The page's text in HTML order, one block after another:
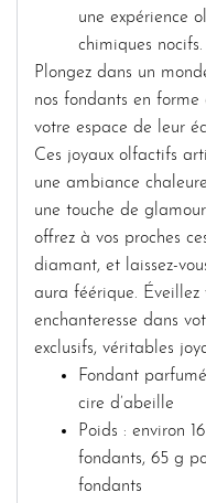
une expérience
chimiques nocifs.
Plongez dans un
nos fondants en
votre espace de leur
Ces joyaux olfactifs
une ambiance
une touche de
offrez à vos proches
diamant, et laissez-
aura féérique. Éveillez
enchanteresse dans
exclusifs, véritables
Fondant
cire d’abeille
Poids : environ
fondants, 65 g
fondants